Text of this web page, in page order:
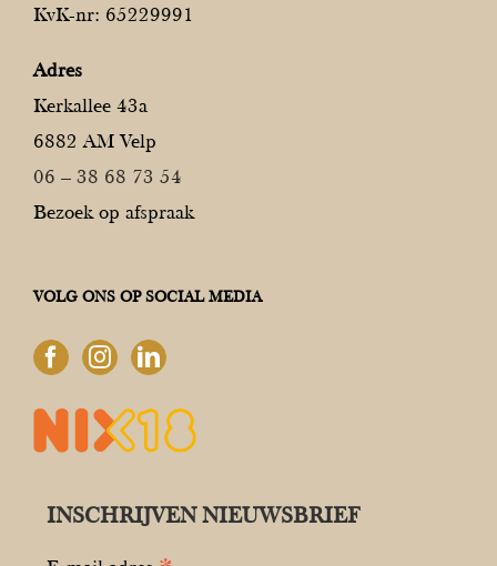
KvK-nr: 65229991
Adres
Kerkallee 43a
6882 AM Velp
06 – 38 68 73 54
Bezoek op afspraak
VOLG ONS OP SOCIAL MEDIA
INSCHRIJVEN NIEUWSBRIEF